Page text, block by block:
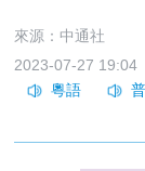
來源：中通社
2023-07-27 19:04